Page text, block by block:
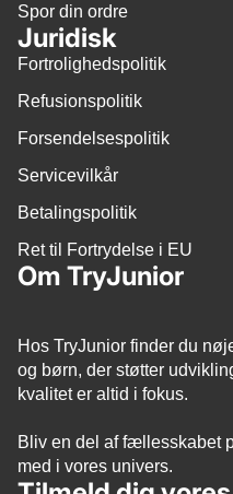
Spor din ordre
Juridisk
Fortrolighedspolitik
Refusionspolitik
Forsendelsespolitik
Servicevilkår
Betalingspolitik
Ret til Fortrydelse i EU
Om TryJunior
Hos TryJunior finder du
og børn, der støtter
kvalitet er altid i fokus.
Bliv en del af fællesskabet
med i vores univers.